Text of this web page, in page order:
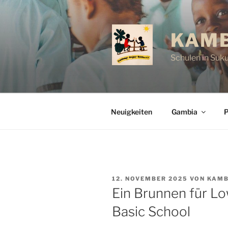
Schulen in
Neuigkeiten Gambia
VERÖFFENTLICHT
AM
12. NOVEMBER 2025 VON
Ein Brunnen für
Basic School